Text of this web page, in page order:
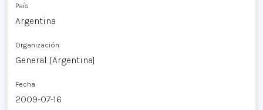
País
Argentina
Organización
General [Argentina]
Fecha
2009-07-16